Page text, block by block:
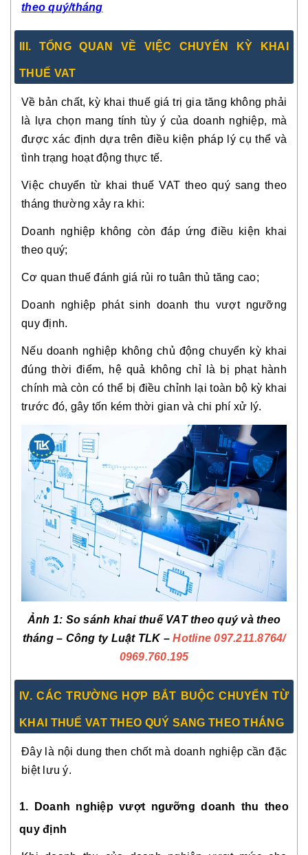
theo quý/tháng
III. TỔNG QUAN VỀ VIỆC CHUYỂN KỲ KHAI
THUẾ VAT
Về bản chất, kỳ khai thuế giá trị gia tăng không phải
là lựa chọn mang tính tùy ý của doanh nghiệp, mà
được xác định dựa trên điều kiện pháp lý cụ thể và
tình trạng hoạt động thực tế.
Việc chuyển từ khai thuế VAT theo quý sang theo
tháng thường xảy ra khi:
Doanh nghiệp không còn đáp ứng điều kiện khai
theo quý;
Cơ quan thuế đánh giá rủi ro tuân thủ tăng cao;
Doanh nghiệp phát sinh doanh thu vượt ngưỡng
quy định.
Nếu doanh nghiệp không chủ động chuyển kỳ khai
đúng thời điểm, hệ quả không chỉ là bị phạt hành
chính mà còn có thể bị điều chỉnh lại toàn bộ kỳ khai
trước đó, gây tốn kém thời gian và chi phí xử lý.
Ảnh 1: So sánh khai thuế VAT theo quý và theo
tháng – Công ty Luật TLK –Hotline 097.211.8764/
0969.760.195
IV. CÁC TRƯỜNG HỢP BẮT BUỘC CHUYỂN TỪ
KHAI THUẾ VAT THEO QUÝ SANG THEO THÁNG
Đây là nội dung then chốt mà doanh nghiệp cần đặc
biệt lưu ý.
1. Doanh nghiệp vượt ngưỡng doanh thu theo
quy định